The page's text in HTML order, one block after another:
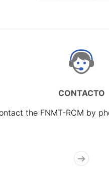
CONTACTO
the FNMT-RCM by